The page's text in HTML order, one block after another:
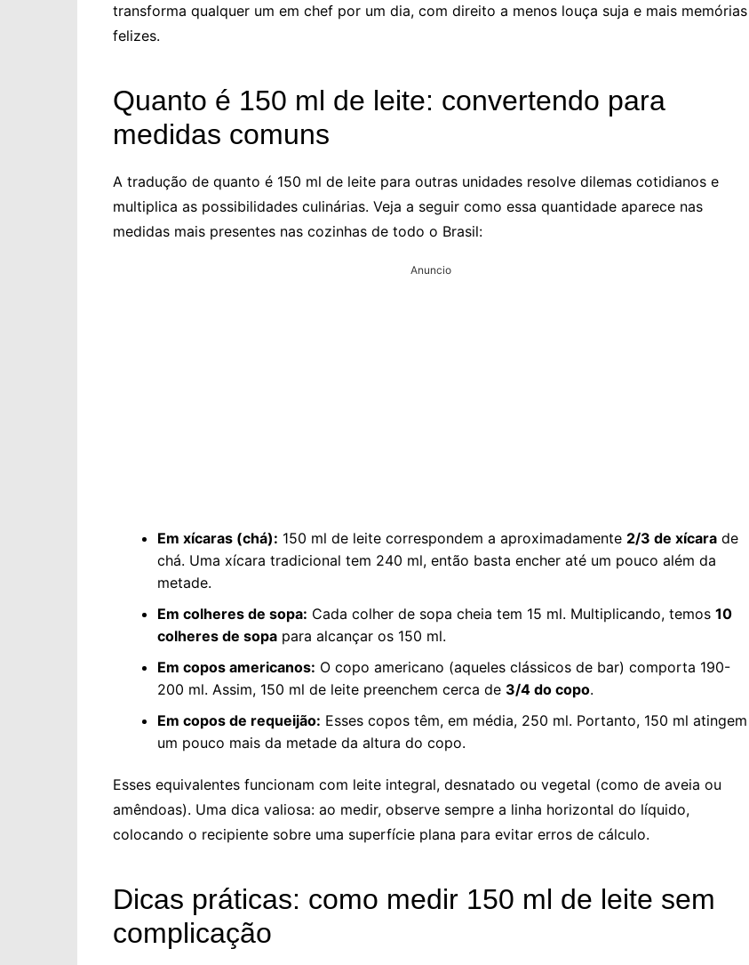
transforma qualquer um em chef por um dia, com direito a menos louça suja e mais memórias
felizes.
Quanto é 150 ml de leite: convertendo para
medidas comuns
A tradução de quanto é 150 ml de leite para outras unidades resolve dilemas cotidianos e
multiplica as possibilidades culinárias. Veja a seguir como essa quantidade aparece nas
medidas mais presentes nas cozinhas de todo o Brasil:
Anuncio
Em xícaras (chá): 150 ml de leite correspondem a aproximadamente 2/3 de xícara de
chá. Uma xícara tradicional tem 240 ml, então basta encher até um pouco além da
metade.
Em colheres de sopa: Cada colher de sopa cheia tem 15 ml. Multiplicando, temos 10
colheres de sopa para alcançar os 150 ml.
Em copos americanos: O copo americano (aqueles clássicos de bar) comporta 190-
200 ml. Assim, 150 ml de leite preenchem cerca de 3/4 do copo.
Em copos de requeijão: Esses copos têm, em média, 250 ml. Portanto, 150 ml atingem
um pouco mais da metade da altura do copo.
Esses equivalentes funcionam com leite integral, desnatado ou vegetal (como de aveia ou
amêndoas). Uma dica valiosa: ao medir, observe sempre a linha horizontal do líquido,
colocando o recipiente sobre uma superfície plana para evitar erros de cálculo.
Dicas práticas: como medir 150 ml de leite sem
complicação